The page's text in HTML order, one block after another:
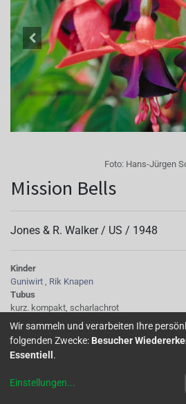
Foto: Hans-Jürgen
Mission Bells
Jones & R. Walker / US / 1948
Kinder
Guniwirt , Rik Knapen
Tubus
kurz. kompakt, scharlachrot
Sepalen
breit, hochgestellt, scharlachrot
Korolle/Petalen
einfach, purpurblau, rot an der Basis
rot
Wir sammeln und verarbeiten Ihre
folgenden Zwecke: Besucher
Essentiell .
Einstellungen...